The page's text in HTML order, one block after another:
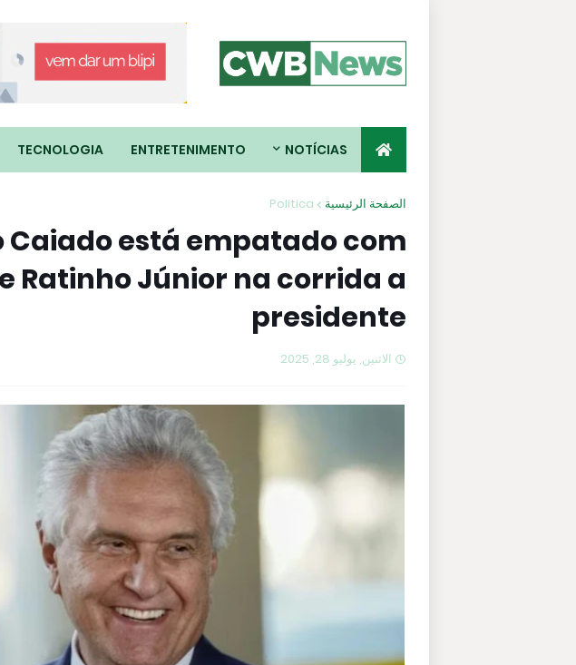
NOTÍCIAS
ENTRETENIMENTO
TECNOLOGIA
الصفحة الرئيسية Politica
Caiado está empatado com
Ratinho Júnior na corrida a
presidente
الاثنين, يوليو 28, 2025